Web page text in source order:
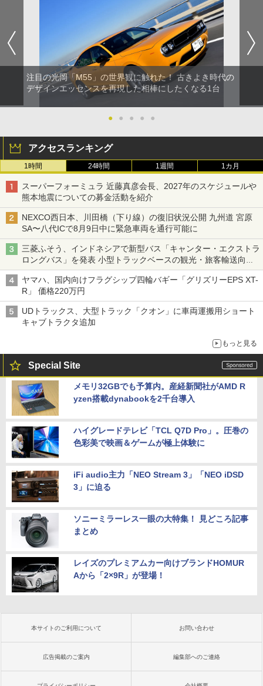
注目の光岡「M55」の世界観に触れた！ 古きよき時代の
デザインエッセンスを再現した相棒にしたくなる1台
● ● ● ● ●
アクセスランキング
1時間 24時間 1週間 1カ月
スーパーフォーミュラ 近藤真彦会長、2027年のスケジュールや
熊本地震についての募金活動を紹介
NEXCO西日本、川田橋（下り線）の復旧状況公開 九州道 宮原
SA〜八代ICで8月9日中に緊急車両を通行可能に
三菱ふそう、インドネシアで新型バス「キャンター・エクストラ
ロングバス」を発表 小型トラックベースの観光・旅客輸送向け
バス
ヤマハ、国内向けフラグシップ四輪バギー「グリズリーEPS XT-
R」 価格220万円
UDトラックス、大型トラック「クオン」に車両運搬用ショート
キャブトラクタ追加
もっと見る
Special Site
メモリ32GBでも予算内。産経新聞社がAMD R
yzen搭載dynabookを2千台導入
ハイグレードテレビ「TCL Q7D Pro」。圧巻の
色彩美で映画＆ゲームが極上体験に
iFi audio主力「NEO Stream 3」「NEO iDSD
3」に迫る
ソニーミラーレス一眼の大特集！ 見どころ記事
まとめ
レイズのプレミアムカー向けブランドHOMUR
Aから「2×9R」が登場！
本サイトのご利用について お問い合わせ
広告掲載のご案内 編集部へのご連絡